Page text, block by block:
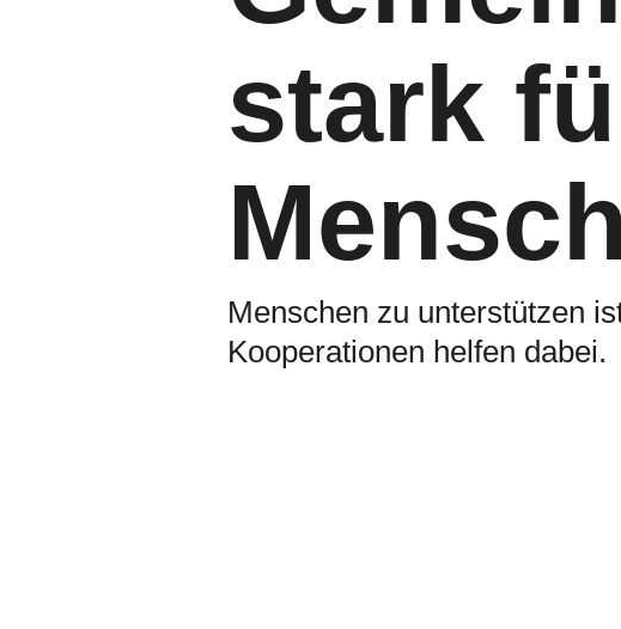
stark
Menschen zu unterstützen
Kooperationen helfen dabei.